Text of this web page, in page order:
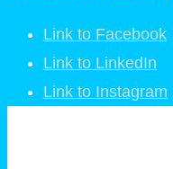
Link to Facebook
Link to LinkedIn
Link to Instagram